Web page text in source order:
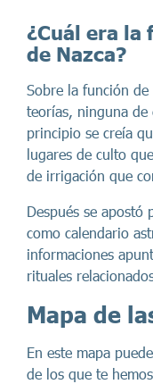
¿Cuál era la
de Nazca?
Sobre la función de
teorías, ninguna
principio se creía
lugares de culto
de irrigación que
Después se apostó
como calendario
informaciones
rituales
Mapa de
En este mapa
de los que te